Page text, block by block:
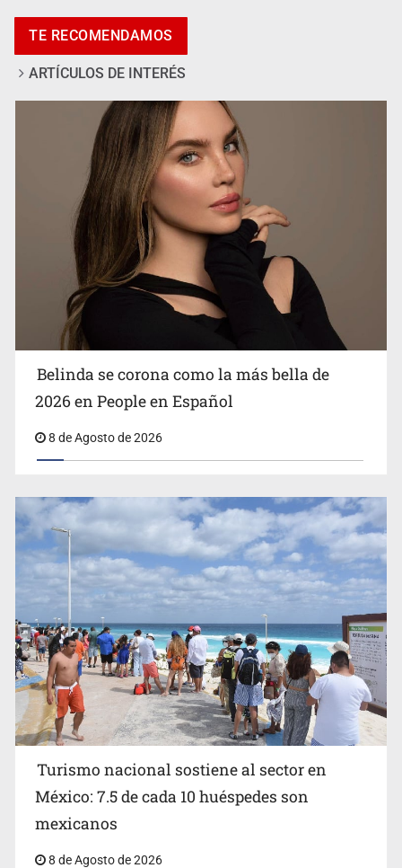
Pide regidora investigar dictámenes y desalojo de
vecinos en Mirador de San Isidro
Ciclosporiasis no representa un riesgo epidemiológico
masivo
EU reanudará este sábado inspecciones de aguacate en
Michoacán
Belinda se corona como la más bella de 2026 en People
TE RECOMENDAMOS
ARTÍCULOS DE INTERÉS
Belinda se corona como la más bella de
2026 en People en Español
8 de Agosto de 2026
Turismo nacional sostiene al sector en
México: 7.5 de cada 10 huéspedes son
mexicanos
8 de Agosto de 2026